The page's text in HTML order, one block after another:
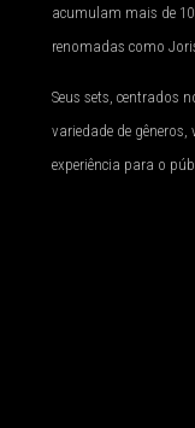
acumulam mais de
renomadas como
Seus sets, centrados
variedade de
experiência para o